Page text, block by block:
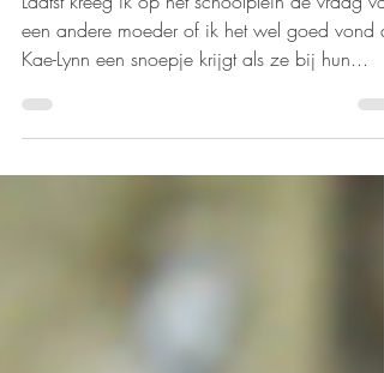
Snoep(en) bij een ander
een andere moeder of ik het wel goed vond
Kae-Lynn een snoepje krijgt als ze bij hun...